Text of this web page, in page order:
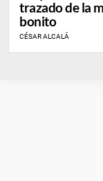
trazado de la
bonito
CÉSAR ALCALÁ